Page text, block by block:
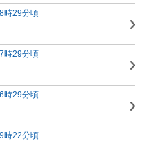
時29分頃
時29分頃
時29分頃
時22分頃